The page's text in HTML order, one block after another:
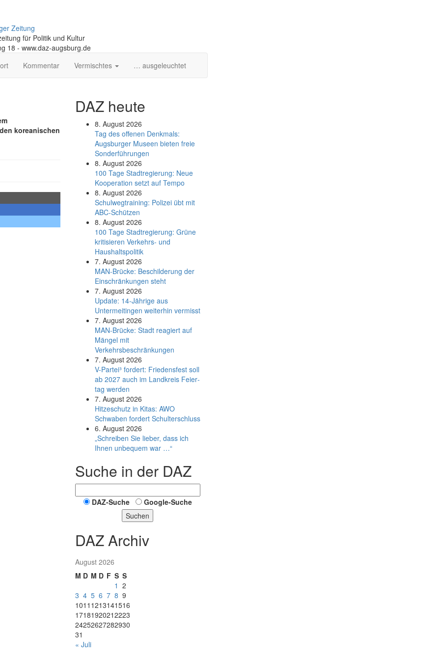
Zeitung
für Politik und Kultur
18 - www.daz-augsburg.de
Kommentar Vermischtes … ausgeleuchtet
koreanischen
DAZ heute
8. August 2026
Tag des offenen Denkmals:
Augsburger Museen bieten freie
Sonderführungen
8. August 2026
100 Tage Stadtregierung: Neue
Kooperation setzt auf Tempo
8. August 2026
Schul­weg­trai­ning: Poli­zei übt mit
ABC-Schüt­zen
8. August 2026
100 Tage Stadtregierung: Grüne
kritisieren Verkehrs- und
Haushaltspolitik
7. August 2026
MAN-Brücke: Beschilderung der
Einschränkungen steht
7. August 2026
Update: 14-Jährige aus
Untermeitingen weiterhin vermisst
7. August 2026
MAN-Brücke: Stadt reagiert auf
Mängel mit
Verkehrsbeschränkungen
7. August 2026
V-Partei­³ fordert: Friedens­fest soll
ab 2027 auch im Land­kreis Feier­
tag werden
7. August 2026
Hitzeschutz in Kitas: AWO
Schwaben fordert Schulterschluss
6. August 2026
„Schreiben Sie lieber, dass ich
Ihnen unbequem war …“
Suche in der DAZ
DAZ-Suche
Google-Suche
Suchen
DAZ Archiv
August 2026
M D M D F S S
1 2
3 4 5 6 7 8 9
1011 1213141516
17181920212223
24252627282930
31
« Juli